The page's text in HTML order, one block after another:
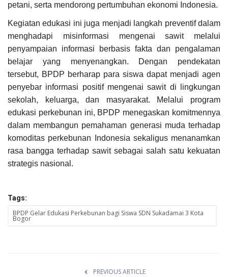
petani, serta mendorong pertumbuhan ekonomi Indonesia.
Kegiatan edukasi ini juga menjadi langkah preventif dalam
menghadapi misinformasi mengenai sawit melalui
penyampaian informasi berbasis fakta dan pengalaman
belajar yang menyenangkan. Dengan pendekatan
tersebut, BPDP berharap para siswa dapat menjadi agen
penyebar informasi positif mengenai sawit di lingkungan
sekolah, keluarga, dan masyarakat. Melalui program
edukasi perkebunan ini, BPDP menegaskan komitmennya
dalam membangun pemahaman generasi muda terhadap
komoditas perkebunan Indonesia sekaligus menanamkan
rasa bangga terhadap sawit sebagai salah satu kekuatan
strategis nasional.
Tags:
BPDP Gelar Edukasi Perkebunan bagi Siswa SDN Sukadamai 3 Kota
Bogor
PREVIOUS ARTICLE